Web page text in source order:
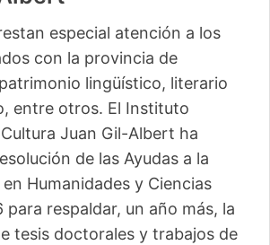
especial atención a los
con la provincia de
lingüístico, literario
entre otros. El Instituto
Juan Gil-Albert ha
de las Ayudas a la
Humanidades y Ciencias
para respaldar, un año más, la
tesis doctorales y trabajos de